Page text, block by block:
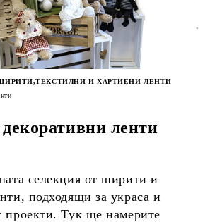
И ХАРТИЕНИ ЛЕНТИ
ленти
селекция отширити и
, подходящи за украса и
проекти. Тук ще намерите